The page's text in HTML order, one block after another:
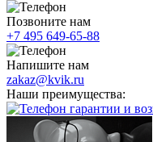
Позвоните нам
+7 495 649-65-88
Напишите нам
zakaz@kvik.ru
Наши преимущества:
гарантии и